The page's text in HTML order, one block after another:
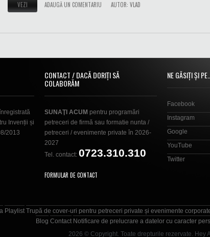
VEZI ADAUGĂ UN COMENTARIU AUTOR: VLAD
Invenții și
2013
CONTACT / DACĂ DORIȚI SĂ
COLABORĂM
SUNAŢI ACUM pentru programări
petreceri de firmă sau formatie nunta /
petreceri / evenimente private în 2026-
2027
Tel. contact: 0723.310.310
FORMULAR DE CONTACT
NE GĂSIȚI ȘI
Facebook
Instagram
Google
YouTube
Twitter
Playlist Trupă de cover-uri pentru petreceri private și evenimente
Blog Contact Notificare de prelucrare a datelor cu caracter
2026 © Copyright. Toate drepturile rezervate. Hey